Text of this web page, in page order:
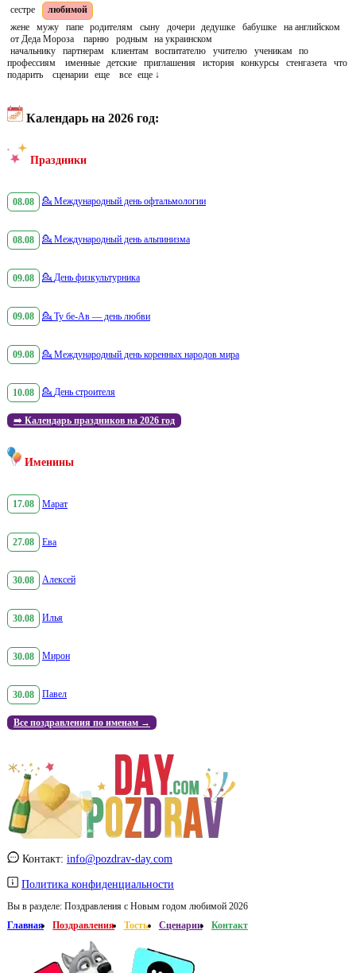
сестре
любимой
жене
мужу папе родителям сыну дочери дедушке бабушке
на английском
от Деда Мороза
парню родным
на украинском
начальнику
партнерам клиентам воспитателю учителю ученикам
по
профессиям
именные детские приглашения история конкурсы стенгазета
что
подарить
сценарии еще все еще ↓
Календарь на 2026 год:
Праздники
08.08 💁 Международный день офтальмологии
08.08 💁 Международный день альпинизма
09.08 💁 День физкультурника
09.08 💁 Ту бе-Ав — день любви
09.08 💁 Международный день коренных народов мира
10.08 💁 День строителя
➡️ Календарь праздников на 2026 год
Именины
17.08 Марат
27.08 Ева
30.08 Алексей
30.08 Илья
30.08 Мирон
30.08 Павел
Все поздравления по именам →
Контакт: info@pozdrav-day.com
Политика конфиденциальности
Вы в разделе: Поздравления с Новым годом любимой 2026
Главная
Поздравления Тосты Сценарии Контакт